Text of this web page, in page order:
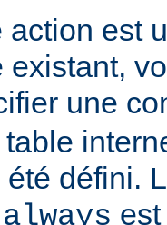
action est
existant,
une
défini.
always